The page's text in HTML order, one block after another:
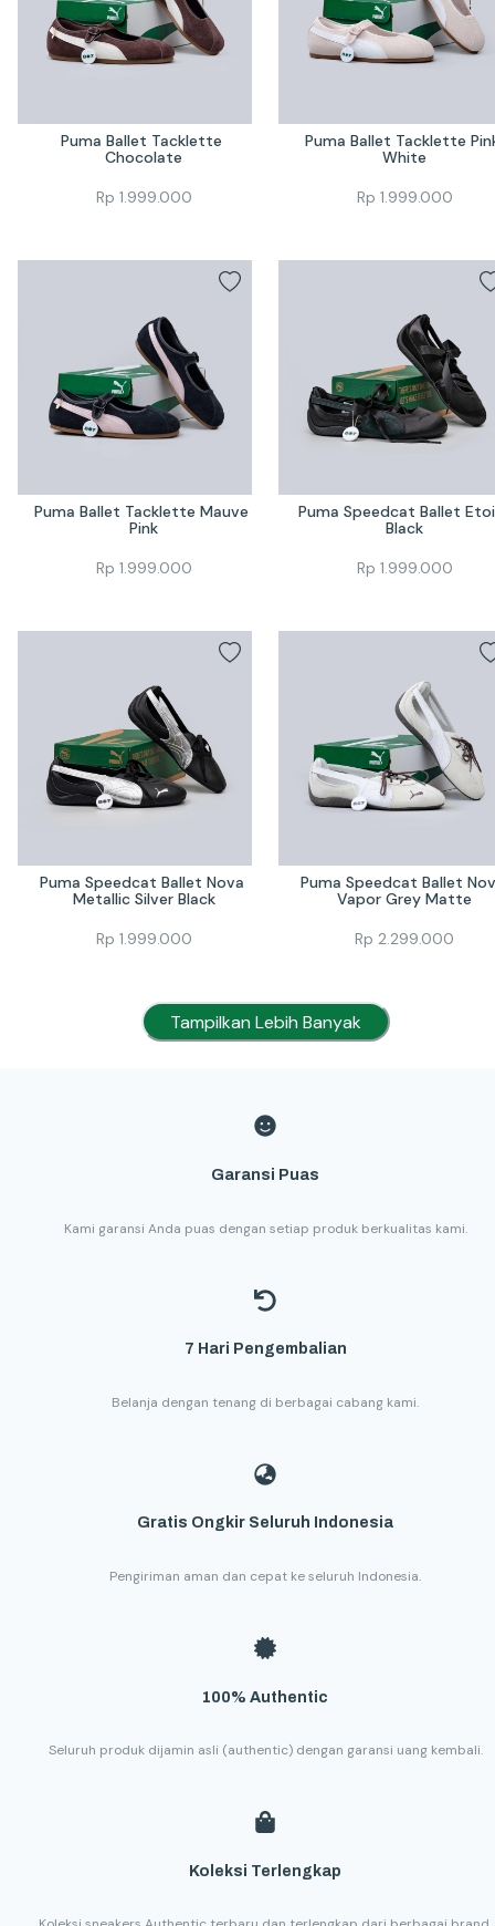
Puma Ballet Tacklette
Chocolate
Rp 1.999.000
Puma Ballet Tacklette
White
Rp 1.999.000
Puma Ballet Tacklette Mauve
Pink
Rp 1.999.000
Puma Speedcat Ballet
Black
Rp 1.999.000
Puma Speedcat Ballet Nova
Metallic Silver Black
Rp 1.999.000
Puma Speedcat Ballet
Vapor Grey Matte
Rp 2.299.000
Tampilkan Lebih Banyak
Garansi Puas
Kami garansi Anda puas dengan setiap produk berkualitas kami.
7 Hari Pengembalian
Belanja dengan tenang di berbagai cabang kami.
Gratis Ongkir Seluruh Indonesia
Pengiriman aman dan cepat ke seluruh Indonesia.
100% Authentic
Seluruh produk dijamin asli (authentic) dengan garansi uang kembali.
Koleksi Terlengkap